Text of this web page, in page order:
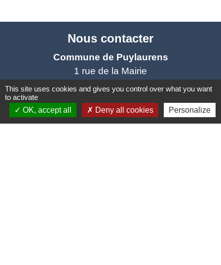
Nous contacter
Commune de Puylaurens
1 rue de la Mairie
81700 Puylaurens - FRANCE
Contact par formulaire
This site uses cookies and gives you control over what you want
to activate
OK, accept all
Deny all cookies Personalize